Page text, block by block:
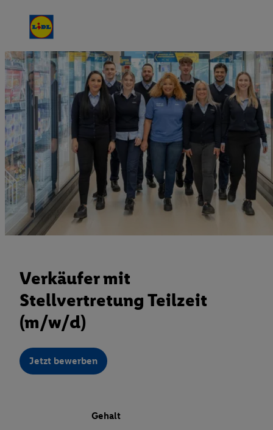
Verkäufer mit
Stellvertretung Teilzeit
(m/w/d)
Jetzt bewerben
Gehalt